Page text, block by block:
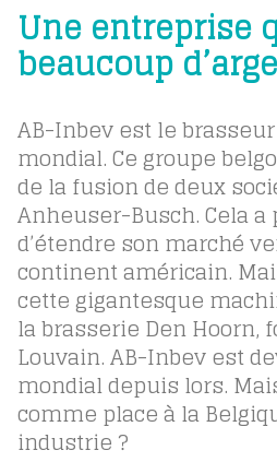
Une entreprise
beaucoup
AB-Inbev est le
mondial. Ce groupe
de la fusion de deux
Anheuser-Busch. Cela
d’étendre son marché
continent américain.
cette gigantesque
la brasserie Den Hoorn,
Louvain. AB-Inbev est
mondial depuis lors.
comme place à la
industrie ?